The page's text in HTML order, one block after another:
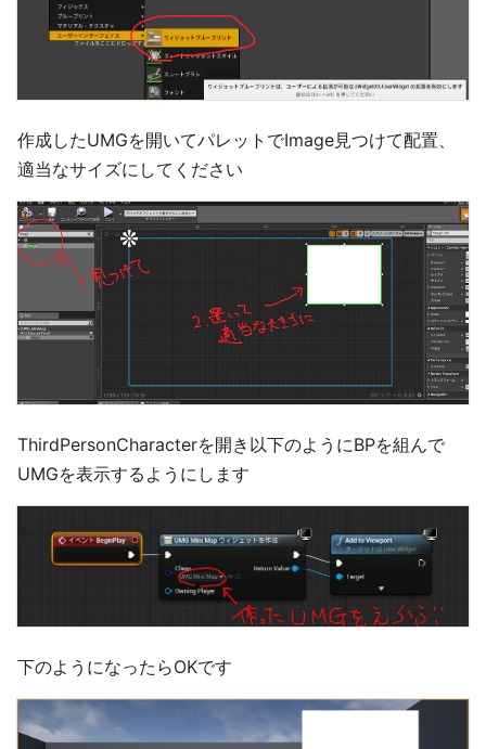
作成したUMGを開いてパレットでImage見つけて配置、
適当なサイズにしてください
ThirdPersonCharacterを開き以下のようにBPを組んで
UMGを表示するようにします
下のようになったらOKです